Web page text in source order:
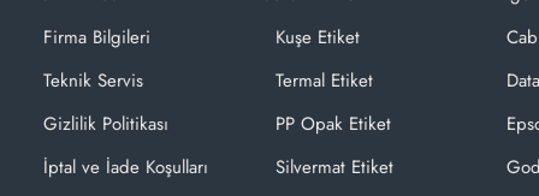
Firma Bilgileri
Teknik Servis
Gizlilik Politikası
İptal ve İade Koşulları
Kuşe Etiket
Termal Etiket
PP Opak Etiket
Silvermat Etiket